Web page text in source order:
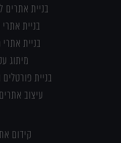
בניית אתרים
בניית
בניית
מיתוג
בניית
עיצוב אתרים UI/UX
קידום